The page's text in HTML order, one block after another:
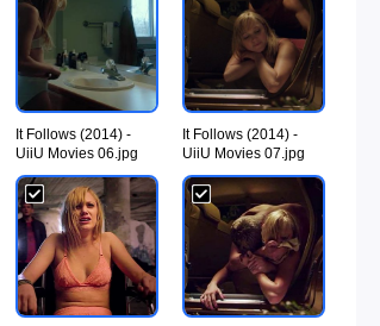
It Follows (2014) -
UiiU Movies 06.jpg
It Follows (2014) -
UiiU Movies 07.jpg